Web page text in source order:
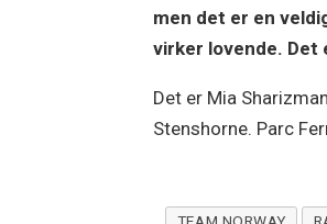
men det er en
virker lovende. Det
Det er Mia
Stenshorne. Parc
TEAM NORWAY